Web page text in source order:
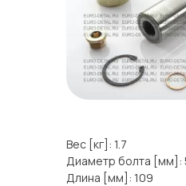
Вес [кг]: 1.7
Диаметр болта [мм]:
Длина [мм]: 109